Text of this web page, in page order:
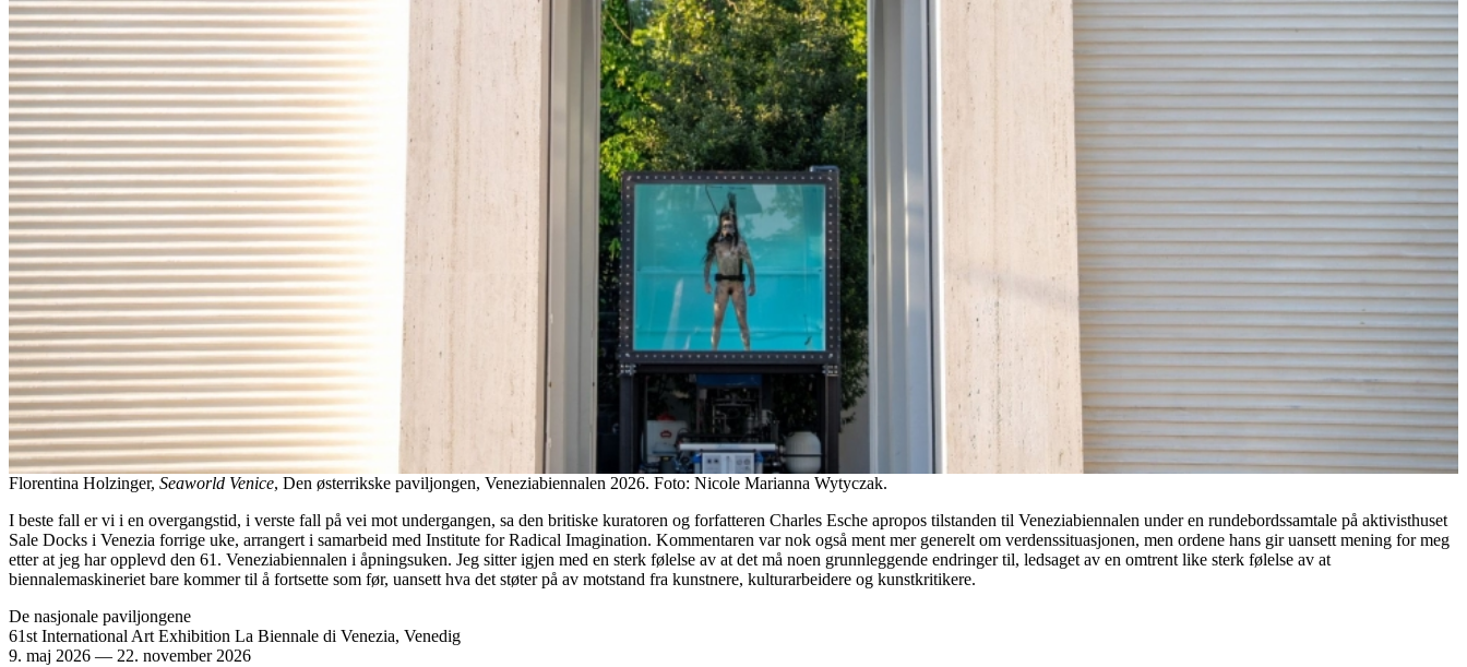
Florentina Holzinger, Seaworld Venice, Den østerrikske paviljongen, Veneziabiennalen 2026. Foto: Nicole Marianna Wytyczak.
I beste fall er vi i en overgangstid, i verste fall på vei mot undergangen, sa den britiske kuratoren og forfatteren Charles Esche apropos tilstanden til Veneziabiennalen under en rundebordssamtale på aktivisthuset
Sale Docks i Venezia forrige uke, arrangert i samarbeid med Institute for Radical Imagination. Kommentaren var nok også ment mer generelt om verdenssituasjonen, men ordene hans gir uansett mening for meg
etter at jeg har opplevd den 61. Veneziabiennalen i åpningsuken. Jeg sitter igjen med en sterk følelse av at det må noen grunnleggende endringer til, ledsaget av en omtrent like sterk følelse av at
biennalemaskineriet bare kommer til å fortsette som før, uansett hva det støter på av motstand fra kunstnere, kulturarbeidere og kunstkritikere.
De nasjonale paviljongene
61st International Art Exhibition La Biennale di Venezia, Venedig
9. maj 2026 — 22. november 2026